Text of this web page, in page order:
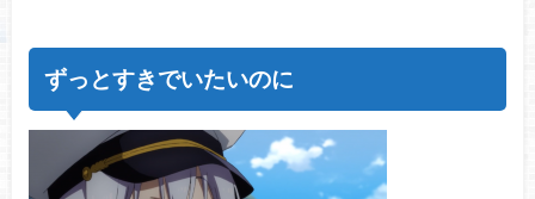
ずっとすきでいたいのに